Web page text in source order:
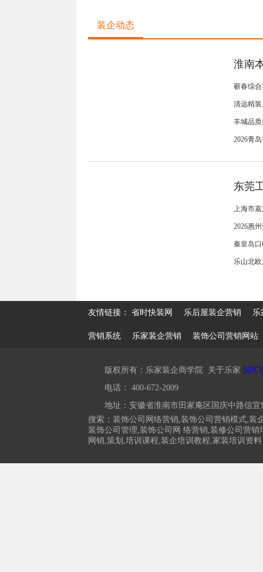
装企动态
淮南
蕲春综
清远精
丰城品
2026青
东莞
上海市
2026惠
秦皇岛
乐山北
友情链接： 省时快装网 乐后屋装企营销 乐
营销系统 乐家装企营销 装饰公司营销网站
版权所有：乐家装企商学院 关于乐家 皖
电话：
400-672-2009
地址：安徽省淮南市田家庵区国庆中路信宜
搜索：装饰公司网络营销,装饰公司营销模式,装
装饰公司管理,装饰公司网 络营销,装修公司营
网销,策划,培训课程,装企培训教程,家装培训资料